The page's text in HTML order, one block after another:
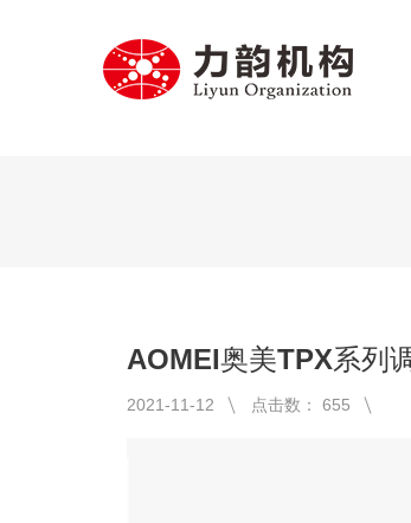
AOMEI奥美TPX系列
2021-11-12 点击数： 655